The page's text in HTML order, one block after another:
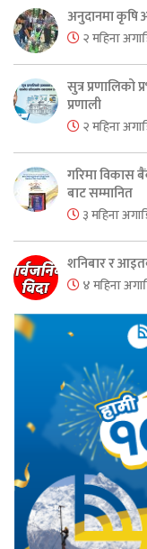
अनुदानमा कृषि
२ महिना
सुत्र प्रणालिको
प्रणाली
२ महिना
गरिमा विकास
बाट सम्मानित
३ महिना
शनिबार र
४ महिना